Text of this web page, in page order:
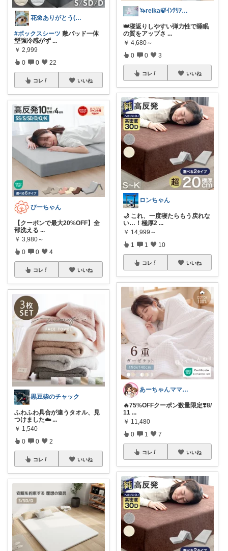
花🌼ありがとう(*･ω･)*_ _)ﾍ
#ボックスシーツ 敷パッド一体
型強冷感がず ...
￥ 2,999
0 0 22
コレ いいね
ぴーちゃん
【クーポンで最大20%OFF】全
部洗える ...
￥ 3,980～
0 0 4
コレ いいね
黒豆柴のチャック
ふわふわ具合が違うタオル、見
つけました☁️ ...
￥ 1,540
0 0 2
コレ いいね
🦄reika🍃ｲﾝﾃﾘｱ🕊感謝💐
👑寝返りしやすい弾力性で睡眠
の質をアップさ ...
￥ 4,680～
0 0 3
コレ いいね
ロンちゃん
🌙 これ、一度寝たらもう戻れな
い…！極厚2 ...
￥ 14,999～
1 1 10
コレ いいね
あーちゃんママ🐣朝コレ5時✨2y娘
🔥75%OFFクーポン数量限定❣️8/
11 ...
￥ 11,480
0 1 7
コレ いいね